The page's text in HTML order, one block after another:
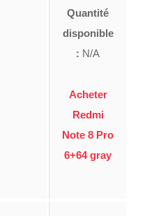
Quantité
disponible
: N/A
Acheter
Redmi
Note 8 Pro
6+64 gray